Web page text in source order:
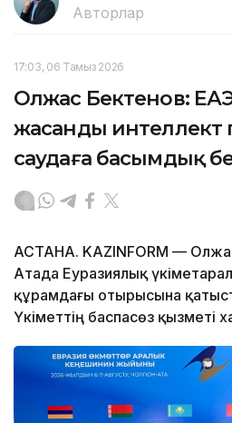
Авторлар
17:03, 06 Тамыз 2026
Олжас Бектенов:
жасанды интеллект
саудаға басымдық
АСТАНА. KAZINFORM —
Атада Еуразиялық
құрамдағы отырысына
Үкіметтің баспасөз қызметі